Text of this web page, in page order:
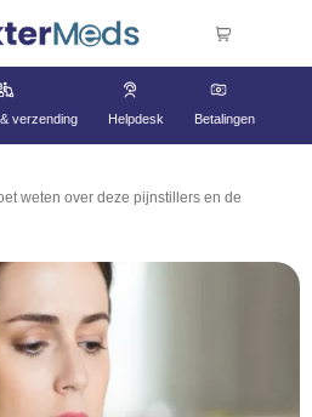
verzending Helpdesk Betalingen
weten over deze pijnstillers en de